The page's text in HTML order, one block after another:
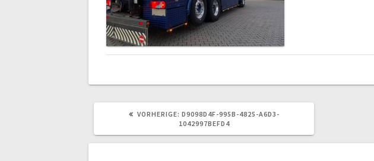
VORHERIGE: VORHERIGER
BEITRAG:
D9098D4F-995B-4825-A6D3-
1042997BEFD4